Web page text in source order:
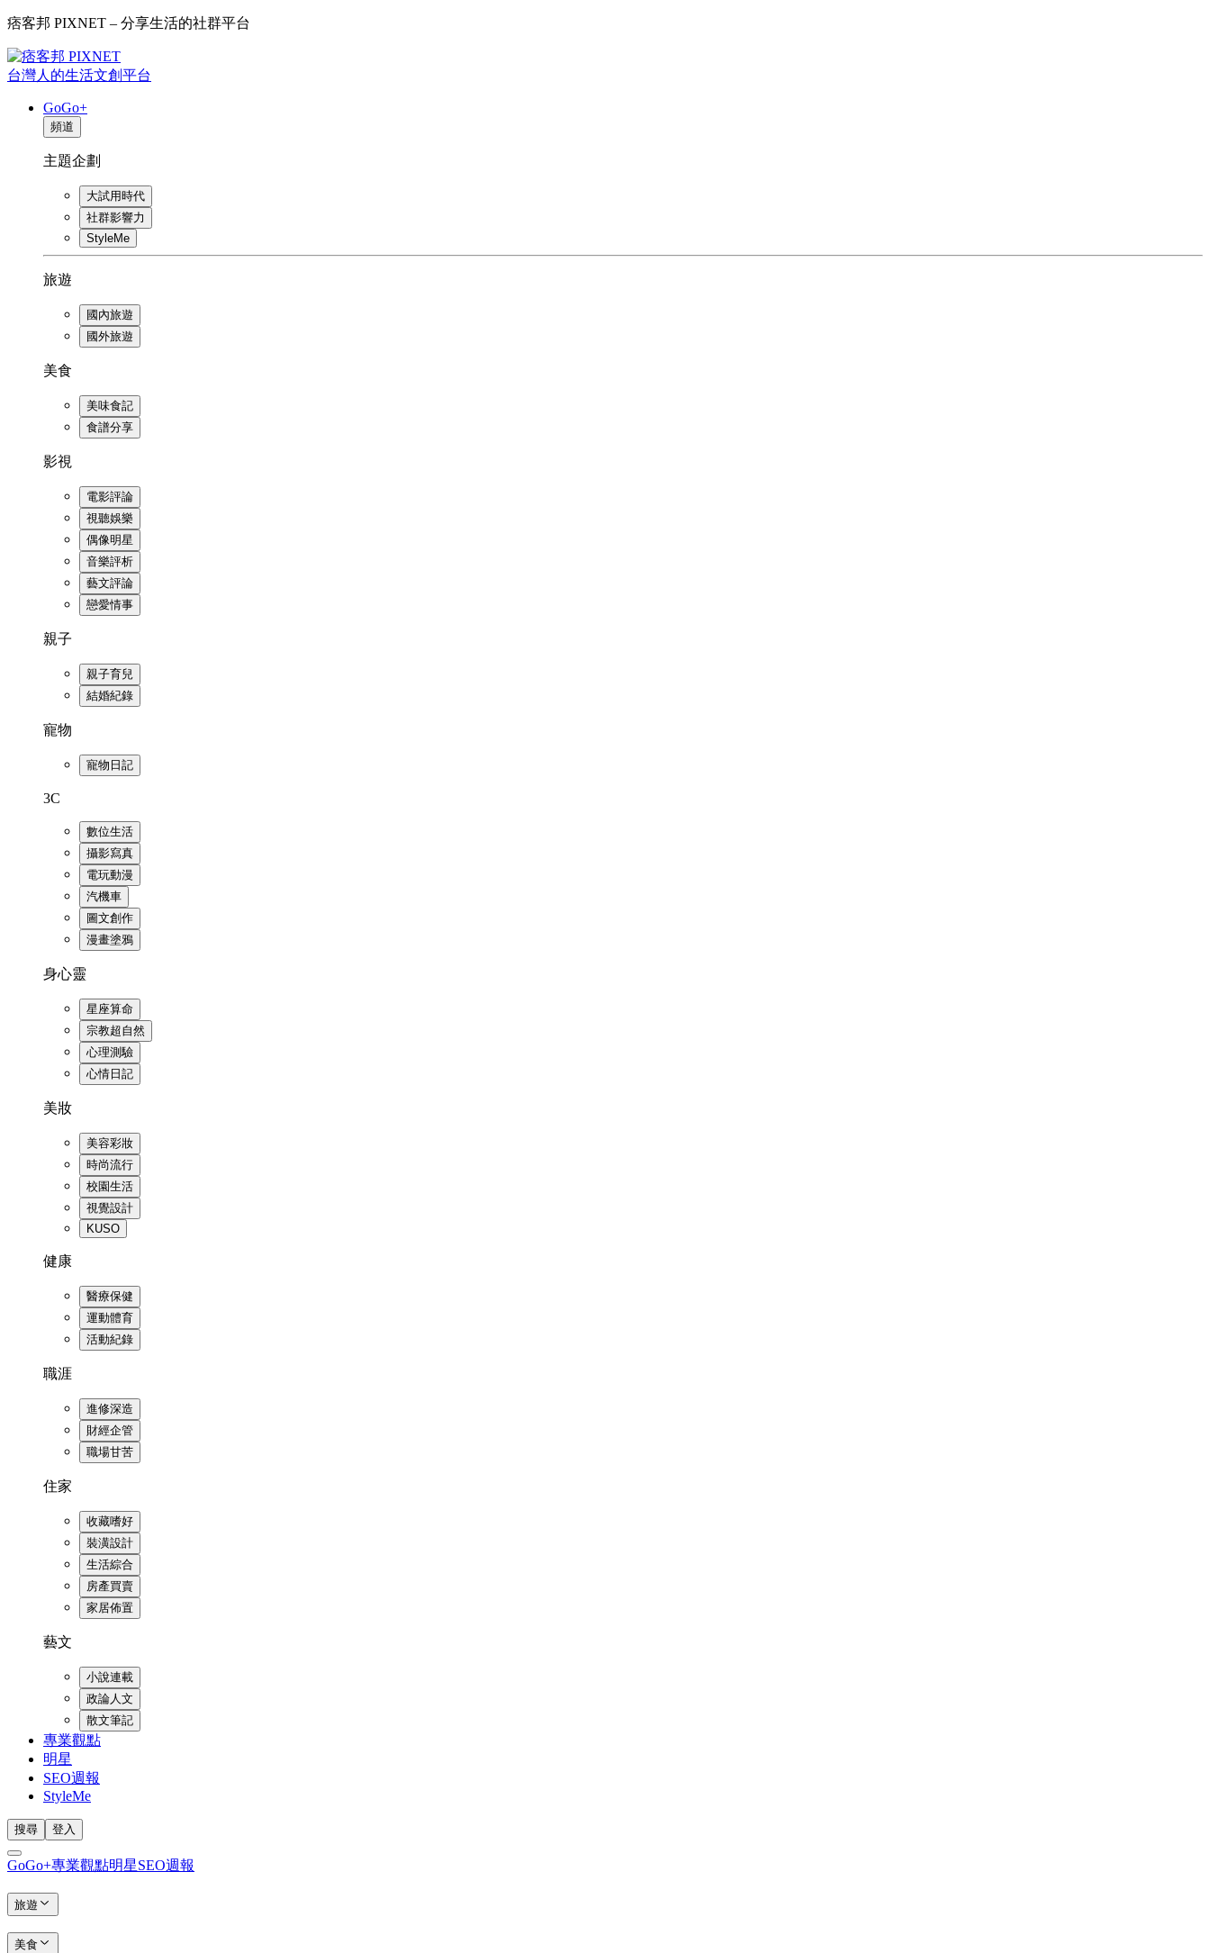
痞客邦 PIXNET – 分享生活的社群平台
台灣人的生活文創平台
GoGo+
頻道
主題企劃
大試用時代
社群影響力
StyleMe
旅遊
國內旅遊
國外旅遊
美食
美味食記
食譜分享
影視
電影評論
視聽娛樂
偶像明星
音樂評析
藝文評論
戀愛情事
親子
親子育兒
結婚紀錄
寵物
寵物日記
3C
數位生活
攝影寫真
電玩動漫
汽機車
圖文創作
漫畫塗鴉
身心靈
星座算命
宗教超自然
心理測驗
心情日記
美妝
美容彩妝
時尚流行
校園生活
視覺設計
KUSO
健康
醫療保健
運動體育
活動紀錄
職涯
進修深造
財經企管
職場甘苦
住家
收藏嗜好
裝潢設計
生活綜合
房產買賣
家居佈置
藝文
小說連載
政論人文
散文筆記
專業觀點
明星
SEO週報
StyleMe
搜尋 登入
GoGo+專業觀點明星SEO週報
旅遊
美食